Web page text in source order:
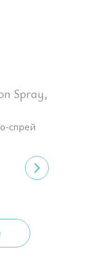
Spray,
спрей